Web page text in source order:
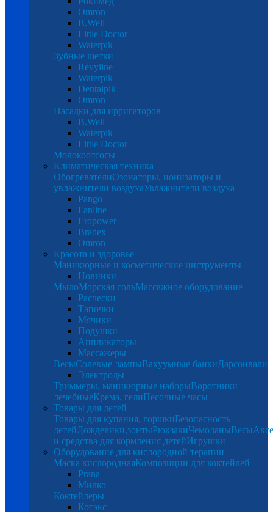
Omron
B.Well
Little Doctor
Waterpik
Зубные щетки
Revyline
Waterpik
Dentalpik
Omron
Насадки для ирригаторов
B.Well
Waterpik
Little Doctor
Молокоотсосы
Климатическая техника
ОбогревателиОзонаторы, ионизаторы и
увлажнители воздухаУвлажнители воздуха
Pango
Fanline
Eropower
Bradex
Omron
Красота и здоровье
Маникюрные и косметические инструменты
Новинки
МылоМорская сольМассажное оборудование
Расчески
Тапочки
Мячики
Подушки
Аппликаторы
Массажеры
ВесыСолевые лампыВакуумные банкиДарсонвали
Электроды
Триммеры, маникюрные наборыВоротники
лечебныеКрема, гелиПесочные часы
Товары для детей
Товары для купания, горшкиБезопасность
детейДождевики,зонтыРюкзакиЧемоданыВесы
и средства для кормления детейИгрушки
Оборудование для кислородной терапии
Маска кислороднаяКомпозиции для коктейлей
Prana
Милко
Коктейлеры
Котэкс